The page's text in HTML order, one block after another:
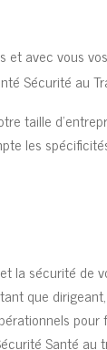
et avec vous
Sécurité au
taille
les
la sécurité de
que
pour
Santé au